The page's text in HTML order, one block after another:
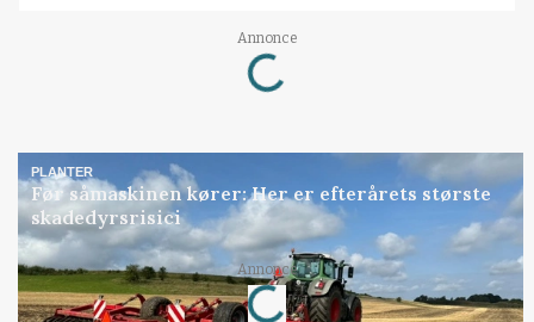
Annonce
Loading...
PLANTER
Før såmaskinen kører: Her er efterårets største
skadedyrsrisici
Annonce
Loading...